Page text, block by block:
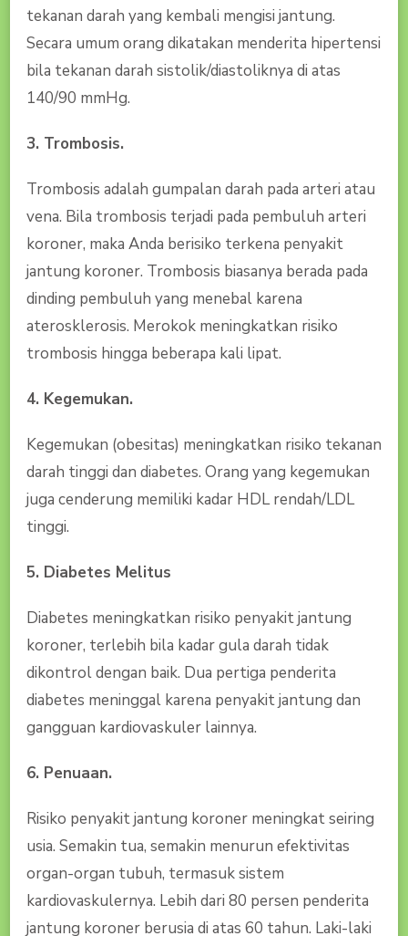
tekanan darah yang kembali mengisi jantung.
Secara umum orang dikatakan menderita hipertensi
bila tekanan darah sistolik/diastoliknya di atas
140/90 mmHg.
3. Trombosis.
Trombosis adalah gumpalan darah pada arteri atau
vena. Bila trombosis terjadi pada pembuluh arteri
koroner, maka Anda berisiko terkena penyakit
jantung koroner. Trombosis biasanya berada pada
dinding pembuluh yang menebal karena
aterosklerosis. Merokok meningkatkan risiko
trombosis hingga beberapa kali lipat.
4. Kegemukan.
Kegemukan (obesitas) meningkatkan risiko tekanan
darah tinggi dan diabetes. Orang yang kegemukan
juga cenderung memiliki kadar HDL rendah/LDL
tinggi.
5. Diabetes Melitus
Diabetes meningkatkan risiko penyakit jantung
koroner, terlebih bila kadar gula darah tidak
dikontrol dengan baik. Dua pertiga penderita
diabetes meninggal karena penyakit jantung dan
gangguan kardiovaskuler lainnya.
6. Penuaan.
Risiko penyakit jantung koroner meningkat seiring
usia. Semakin tua, semakin menurun efektivitas
organ-organ tubuh, termasuk sistem
kardiovaskulernya. Lebih dari 80 persen penderita
jantung koroner berusia di atas 60 tahun. Laki-laki